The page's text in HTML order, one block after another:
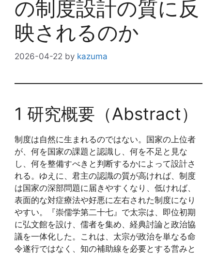
の制度設計の質に反
映されるのか
2026-04-22 by kazuma
1 研究概要（Abstract）
制度は自然に生まれるのではない。国家の上位者
が、何を国家の課題と認識し、何を不足と見な
し、何を整備すべきと判断するかによって設計さ
れる。ゆえに、君主の認識の質が高ければ、制度
は国家の深部問題に届きやすくなり、低ければ、
表面的な対症療法や好悪に左右された制度になり
やすい。『崇儒学第二十七』で太宗は、即位初期
に弘文館を設け、儒者を集め、経典討論と政治協
議を一体化した。これは、太宗が政治を単なる命
令遂行ではなく、知の補助線を必要とする営みと